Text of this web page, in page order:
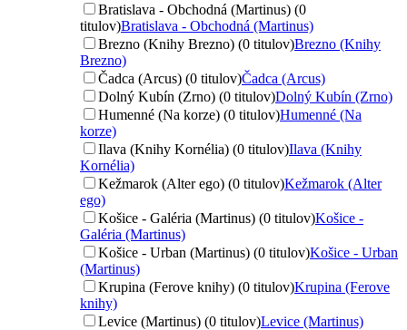
Bratislava - Obchodná (Martinus) (0
titulov)Bratislava - Obchodná (Martinus)
Brezno (Knihy Brezno) (0 titulov)Brezno (Knihy
Brezno)
Čadca (Arcus) (0 titulov)Čadca (Arcus)
Dolný Kubín (Zrno) (0 titulov)Dolný Kubín (Zrno)
Humenné (Na korze) (0 titulov)Humenné (Na
korze)
Ilava (Knihy Kornélia) (0 titulov)Ilava (Knihy
Kornélia)
Kežmarok (Alter ego) (0 titulov)Kežmarok (Alter
ego)
Košice - Galéria (Martinus) (0 titulov)Košice -
Galéria (Martinus)
Košice - Urban (Martinus) (0 titulov)Košice - Urban
(Martinus)
Krupina (Ferove knihy) (0 titulov)Krupina (Ferove
knihy)
Levice (Martinus) (0 titulov)Levice (Martinus)